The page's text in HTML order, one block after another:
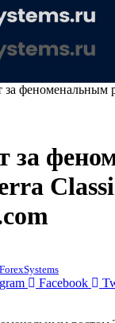
за феноменальным
за
Facebook